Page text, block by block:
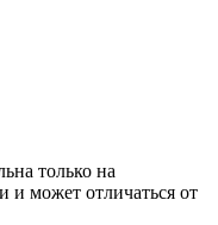
только на
и может отличаться от